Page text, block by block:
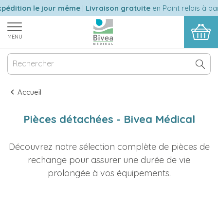
le jour même| Livraison gratuiteen Point relais à
MENU
Accueil
Pièces détachées - Bivea Médical
Découvrez notre sélection complète de pièces de
rechange pour assurer une durée de vie
prolongée à vos équipements.